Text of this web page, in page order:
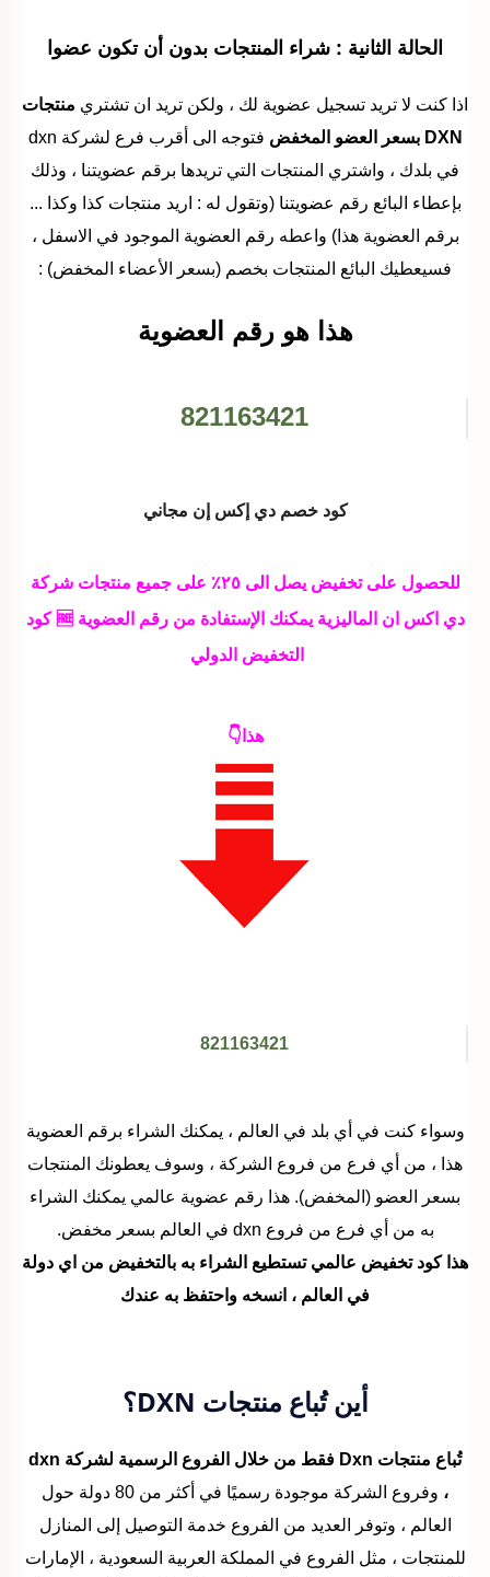
الحالة الثانية : شراء المنتجات بدون أن تكون عضوا
اذا كنت لا تريد تسجيل عضوية لك ، ولكن تريد ان تشتري منتجات
DXN بسعر العضو المخفض
فتوجه الى أقرب فرع لشركة dxn
في بلدك ، واشتري المنتجات التي تريدها برقم عضويتنا ، وذلك
بإعطاء البائع رقم عضويتنا (وتقول له : اريد منتجات كذا وكذا ...
برقم العضوية هذا) واعطه رقم العضوية الموجود في الاسفل ،
فسيعطيك البائع المنتجات بخصم (بسعر الأعضاء المخفض) :
هذا هو رقم العضوية
821163421
كود خصم دي إكس إن مجاني
للحصول على تخفيض يصل الى ٢٥٪ على جميع منتجات شركة
دي اكس ان الماليزية يمكنك الإستفادة من رقم العضوية 🆓 كود
التخفيض الدولي
هذا👇
821163421
وسواء كنت في أي بلد في العالم ، يمكنك الشراء برقم العضوية
هذا ، من أي فرع من فروع الشركة ، وسوف يعطونك المنتجات
بسعر العضو (المخفض). هذا رقم عضوية عالمي يمكنك الشراء
به من أي فرع من فروع dxn في العالم بسعر مخفض.
هذا كود تخفيض عالمي تستطيع الشراء به بالتخفيض من اي دولة
في العالم ، انسخه واحتفظ به عندك
أين تُباع منتجات DXN؟
تُباع منتجات Dxn فقط من خلال الفروع الرسمية لشركة dxn
،
وفروع الشركة موجودة رسميًا في أكثر من 80 دولة حول
العالم ، وتوفر العديد من الفروع خدمة التوصيل إلى المنازل
للمنتجات ، مثل الفروع في المملكة العربية السعودية ، الإمارات